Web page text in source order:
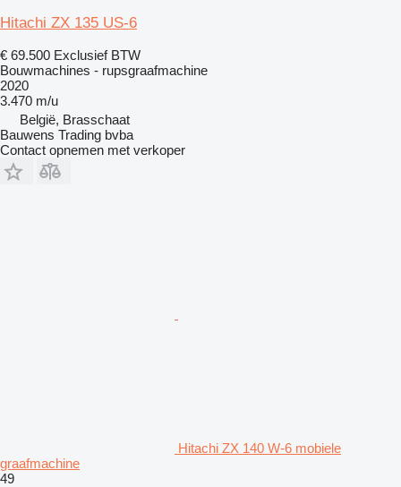
Hitachi ZX 135 US-6
€ 69.500 Exclusief BTW
Bouwmachines - rupsgraafmachine
2020
3.470 m/u
België, Brasschaat
Bauwens Trading bvba
Contact opnemen met verkoper
Hitachi ZX 140 W-6 mobiele
graafmachine
49